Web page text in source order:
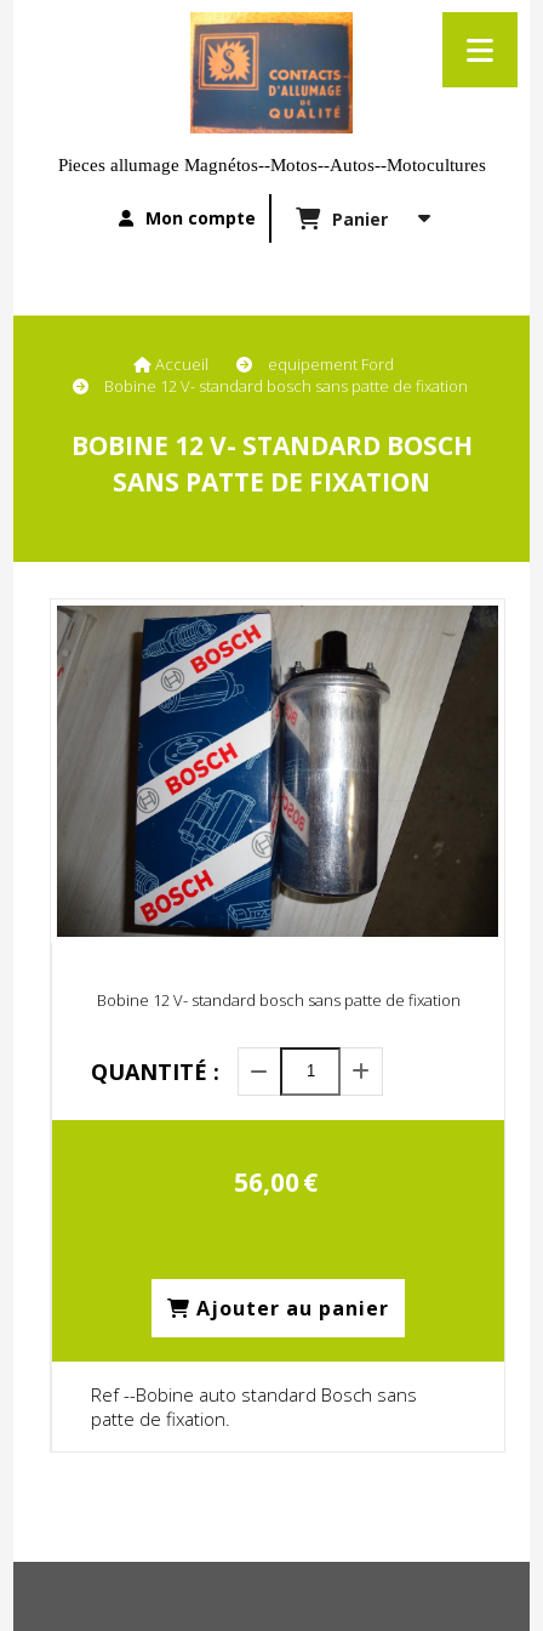
Pieces allumage Magnétos--Motos--Autos--Motocultures
Mon compte Panier
Accueil
equipement Ford
Bobine 12 V- standard bosch sans patte de fixation
BOBINE 12 V- STANDARD BOSCH
SANS PATTE DE FIXATION
Bobine 12 V- standard bosch sans patte de fixation
56,00€
QUANTITÉ :
Ajouter au panier
Ref --Bobine auto standard Bosch sans
patte de fixation.